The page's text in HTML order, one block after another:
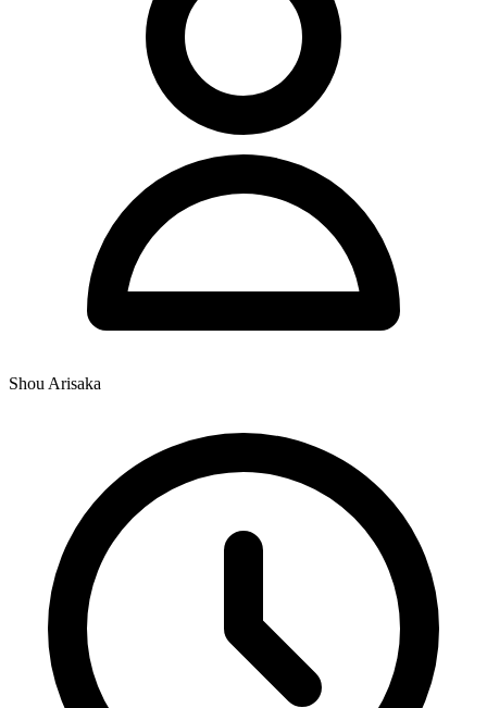
Shou Arisaka